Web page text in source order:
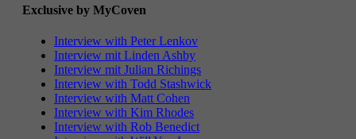
Exclusive by MyCoven
Interview with Peter Lenkov
Interview mit Linden Ashby
Interview mit Julian Richings
Interview with Todd Stashwick
Interview with Matt Cohen
Interview with Kim Rhodes
Interview with Rob Benedict